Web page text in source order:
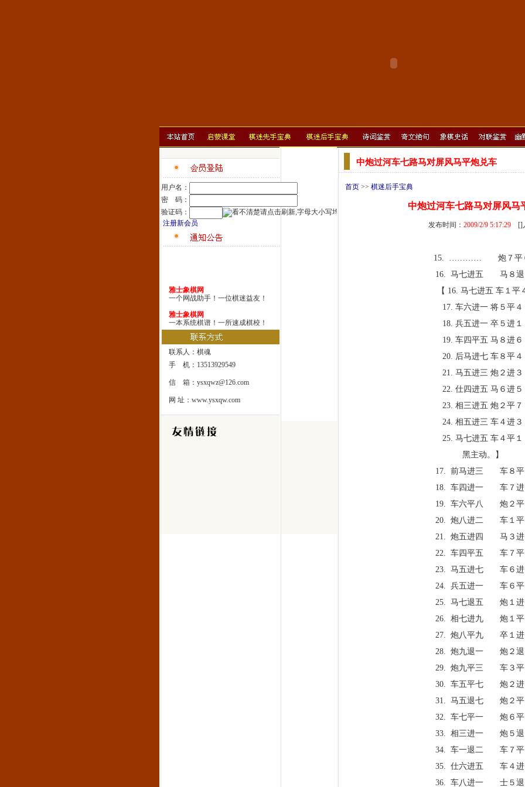
用户名：
密 码：
验证码：
注册新会员
雅士象棋网
一个网战助手！一位棋迷益友！
雅士象棋网
一本系统棋谱！一所速成棋校！
雅士象棋网
一处修身圣地！一座雅士乐园！
联系人：棋魂
手 机：13513929549
信 箱：ysxqwz@126.com
网 址：www.ysxqw.com
中炮过河车七路马对屏风马平炮兑车
首页 >> 棋迷后手宝典
中炮过河车七路马对屏风马
发布时间： 2009/2/9 5:17:29 []
15. ………… 炮７平
16. 马七进五 马８退
【 16. 马七进五 车１平
17. 车六进一 将５平４
18. 兵五进一 卒５进１
19. 车四平五 马８进６
20. 后马进七 车８平４
21. 马五进三 炮２进３
22. 仕四进五 马６进５
23. 相三进五 炮２平７
24. 相五进三 车４进３
25. 马七进五 车４平１
黑主动。】
17. 前马进三 车８平
18. 车四进一 车７进
19. 车六平八 炮２平
20. 炮八进二 车１平
21. 炮五进四 马３进
22. 车四平五 车７平
23. 马五进七 车６进
24. 兵五进一 车６平
25. 马七退五 炮１进
26. 相七进九 炮１平
27. 炮八平九 卒１进
28. 炮九退一 炮２退
29. 炮九平三 车３平
30. 车五平七 炮２进
31. 马五退七 炮２平
32. 车七平一 炮６平
33. 相三进一 炮５退
34. 车一退二 车７平
35. 仕六进五 车４进
36. 车八进一 士５退